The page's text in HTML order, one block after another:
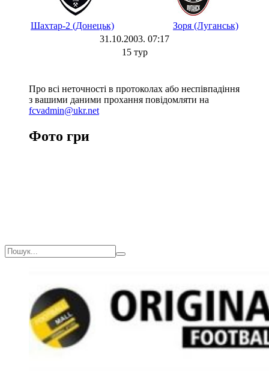
Шахтар-2 (Донецьк)
Зоря (Луганськ)
31.10.2003. 07:17
15 тур
Про всі неточності в протоколах або неспівпадіння
з вашими даними прохання повідомляти на
fcvadmin@ukr.net
Фото гри